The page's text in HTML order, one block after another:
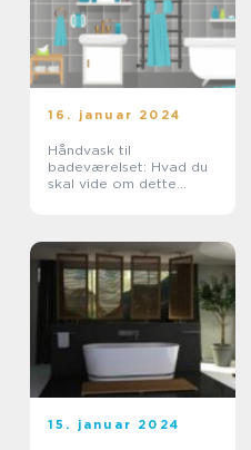
16. januar 2024
Håndvask til
badeværelset: Hvad du
skal vide om dette
15. januar 2024